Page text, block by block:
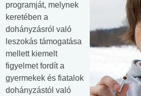
programját, melynek
keretében a
dohányzásról való
leszokás támogatása
mellett kiemelt
figyelmet fordít a
gyermekek és fiatalok
dohányzástól való